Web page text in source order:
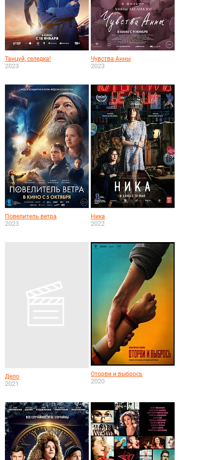
Танцуй, селедка!
2023
Чувства Анны
2023
Повелитель ветра
2023
Ника
2022
Дело
2021
Оторви и выбрось
2020